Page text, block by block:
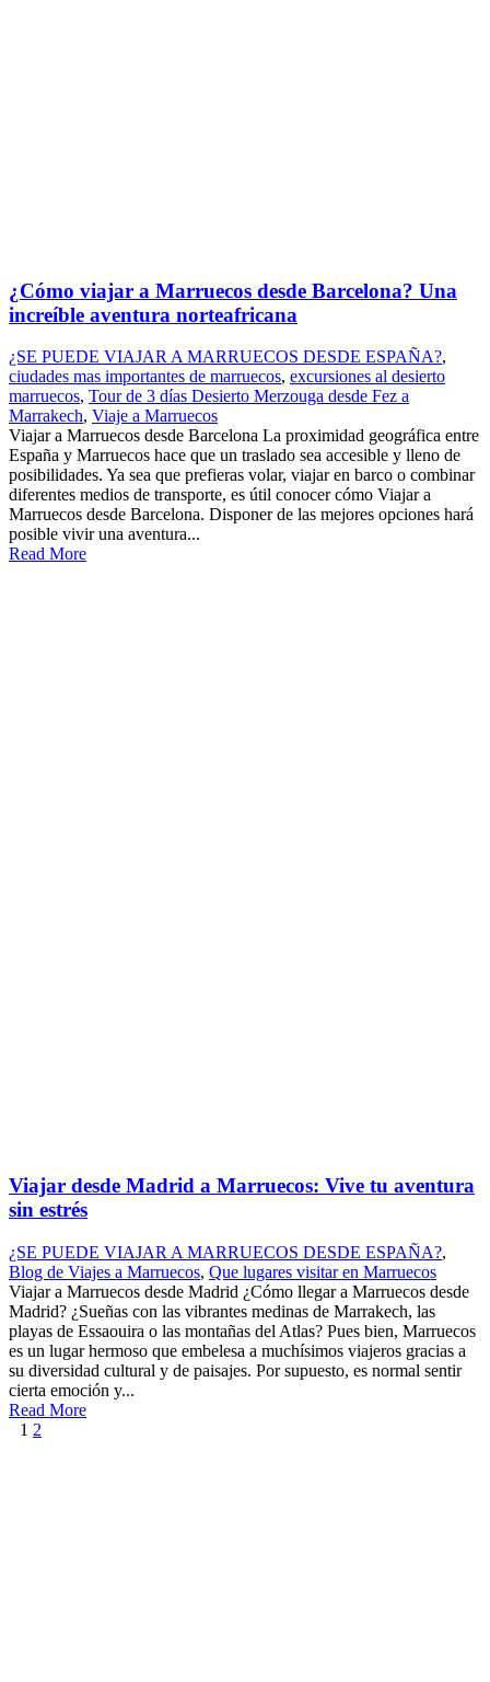
¿Cómo viajar a Marruecos desde Barcelona? Una
increíble aventura norteafricana
¿SE PUEDE VIAJAR A MARRUECOS DESDE ESPAÑA?,
ciudades mas importantes de marruecos, excursiones al desierto
marruecos, Tour de 3 días Desierto Merzouga desde Fez a
Marrakech, Viaje a Marruecos
Viajar a Marruecos desde Barcelona La proximidad geográfica entre
España y Marruecos hace que un traslado sea accesible y lleno de
posibilidades. Ya sea que prefieras volar, viajar en barco o combinar
diferentes medios de transporte, es útil conocer cómo Viajar a
Marruecos desde Barcelona. Disponer de las mejores opciones hará
posible vivir una aventura...
Read More
Viajar desde Madrid a Marruecos: Vive tu aventura
sin estrés
¿SE PUEDE VIAJAR A MARRUECOS DESDE ESPAÑA?,
Blog de Viajes a Marruecos, Que lugares visitar en Marruecos
Viajar a Marruecos desde Madrid ¿Cómo llegar a Marruecos desde
Madrid? ¿Sueñas con las vibrantes medinas de Marrakech, las
playas de Essaouira o las montañas del Atlas? Pues bien, Marruecos
es un lugar hermoso que embelesa a muchísimos viajeros gracias a
su diversidad cultural y de paisajes. Por supuesto, es normal sentir
cierta emoción y...
Read More
1 2